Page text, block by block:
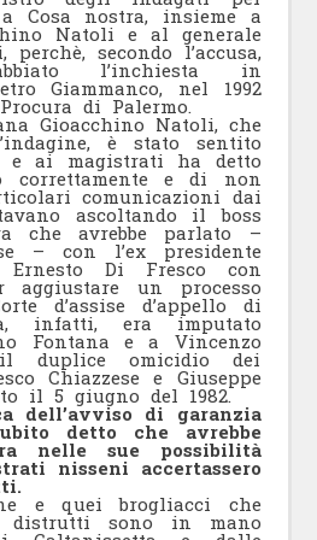
a Cosa nostra, insieme a
Natoli e al generale
perchè, secondo l’accusa,
l’inchiesta in
Giammanco, nel 1992
di Palermo.
Gioacchino Natoli, che
è stato sentito
e ai magistrati ha detto
correttamente e di non
comunicazioni dai
ascoltando il boss
che avrebbe parlato –
– con l’ex presidente
Di Fresco con
aggiustare un processo
d’assise d’appello di
infatti, era imputato
Fontana e a Vincenzo
duplice omicidio dei
Chiazzese e Giuseppe
il 5 giugno del 1982.
dell’avviso di garanzia
detto che avrebbe
nelle sue possibilità
nisseni accertassero
e quei brogliacci che
distrutti sono in mano